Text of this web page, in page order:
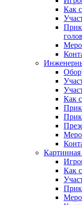
Как
Как
Картинная
Как